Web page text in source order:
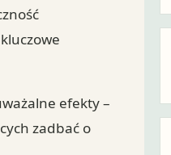
efekty –
zadbać o